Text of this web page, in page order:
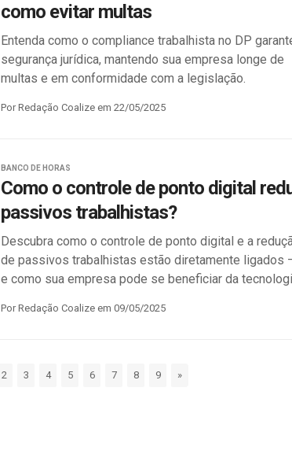
como evitar multas
Entenda como o compliance trabalhista no DP
segurança jurídica, mantendo sua empresa longe de
multas e em conformidade com a legislação.
Por Redação Coalize em 22/05/2025
BANCO DE HORAS
Como o controle de ponto digital
passivos trabalhistas?
Descubra como o controle de ponto digital e a
de passivos trabalhistas estão diretamente ligados
e como sua empresa pode se beneficiar da
Por Redação Coalize em 09/05/2025
2 3 4 5 6 7 8 9 »